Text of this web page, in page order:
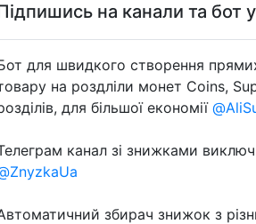
на канали та бот
для швидкого створення
на роздліли монет Coins,
для більшої економії
канал зі знижками
збирач знижок з